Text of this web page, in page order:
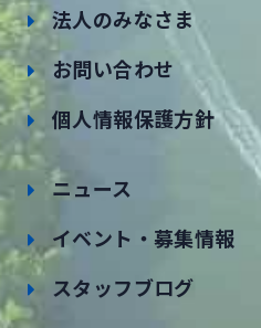
法人のみなさま
お問い合わせ
個人情報保護方針
ニュース
イベント・募集情報
スタッフブログ